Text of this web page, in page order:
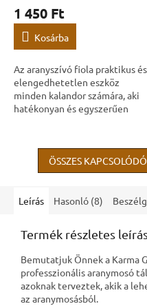
1 450 Ft
Kosárba
Az aranyszívó fiola praktikus és
elengedhetetlen eszköz
minden kalandor számára, aki
hatékonyan és egyszerűen
ÖSSZES
Leírás Hasonló (8)
Termék részletes
Bemutatjuk Önnek a Karma
professzionális aranymosó
azoknak terveztek, akik a
az aranymosásból.